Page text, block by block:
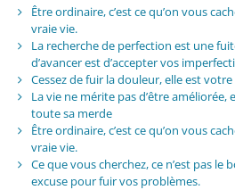
Être ordinaire, c’est ce qu’on vous
vraie vie.
La recherche de perfection est une
d’avancer est d’accepter vos
Cessez de fuir la douleur, elle est
La vie ne mérite pas d’être améliorée,
toute sa merde
Être ordinaire, c’est ce qu’on vous
vraie vie.
Ce que vous cherchez, ce n’est pas le
excuse pour fuir vos problèmes.